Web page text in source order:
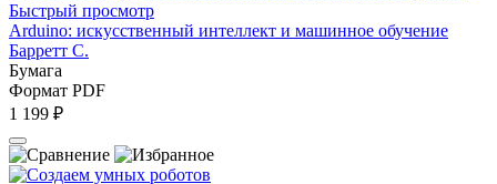
Быстрый просмотр
Arduino: искусственный интеллект и машинное обучение
Барретт С.
Бумага
Формат PDF
1 199 ₽